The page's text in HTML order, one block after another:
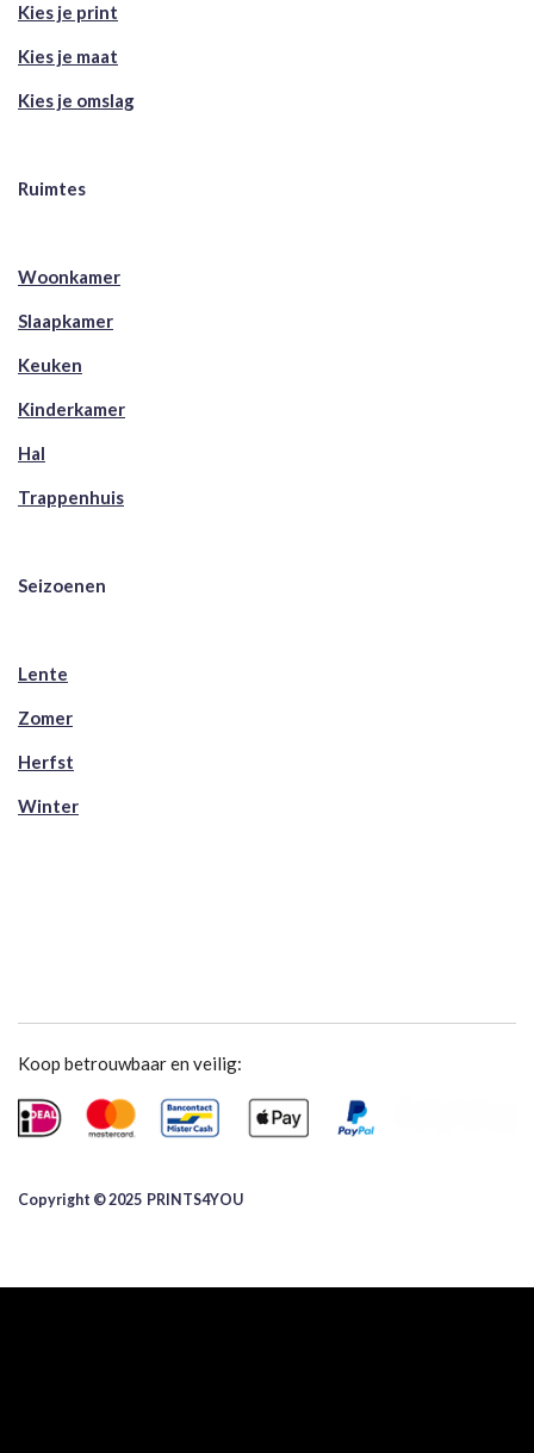
Kies je print
Kies je maat
Kies je omslag
Ruimtes
Woonkamer
Slaapkamer
Keuken
Kinderkamer
Hal
Trappenhuis
Seizoenen
Lente
Zomer
Herfst
Winter
Koop betrouwbaar en veilig:
Copyright © 2025 ​PRINTS4YOU